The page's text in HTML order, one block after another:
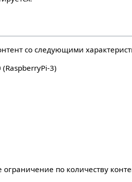
со следующими
3)
по количеству